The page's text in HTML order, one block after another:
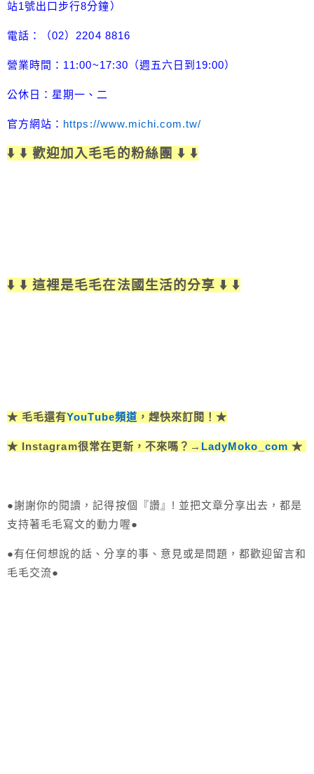
站1號出口步行8分鐘）
電話：（02）2204 8816
營業時間：11:00~17:30（週五六日到19:00）
公休日：星期一、二
官方網站： https://www.michi.com.tw/
⬇️ ⬇️ 歡迎加入毛毛的粉絲團 ⬇️ ⬇️
⬇️ ⬇️ 這裡是毛毛在法國生活的分享 ⬇️ ⬇️
★ 毛毛還有YouTube頻道 ，趕快來訂閱！★
★ Instagram很常在更新，不來嗎？→ LadyMoko_com ★
●謝謝你的閱讀，記得按個『讚』! 並把文章分享出去，都是
支持著毛毛寫文的動力喔●
●有任何想說的話、分享的事、意見或是問題，都歡迎留言和
毛毛交流●